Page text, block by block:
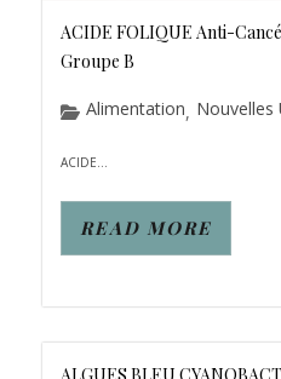
ACIDE FOLIQUE Anti-
Groupe B
Alimentation, Nouvelles
ACIDE...
READ MORE